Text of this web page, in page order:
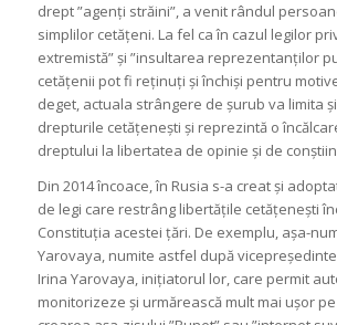
drept ”agenți străini”, a venit rândul
simplilor cetățeni. La fel ca în cazul legilor
extremistă” și ”insultarea reprezentanților
cetățenii pot fi reținuți și închiși pentru
deget, actuala strângere de șurub va limita
drepturile cetățenești și reprezintă o
dreptului la libertatea de opinie și de
Din 2014 încoace, în Rusia s-a creat și
de legi care restrâng libertățile cetățenești
Constituția acestei țări. De exemplu, așa-
Yarovaya, numite astfel după
Irina Yarovaya, inițiatorul lor, care permit
monitorizeze și urmărească mult mai ușor